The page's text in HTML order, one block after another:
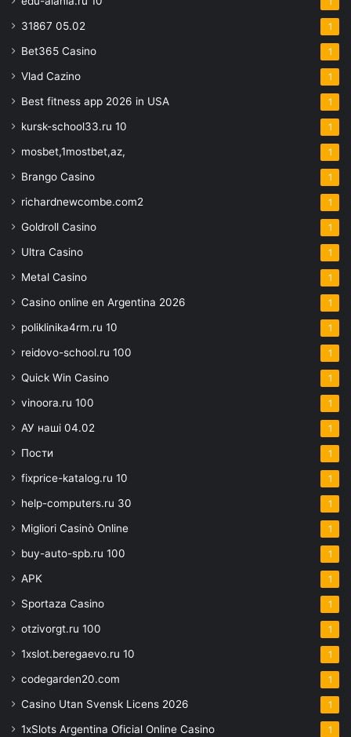
31867 05.02 1
Bet365 Casino 1
Vlad Cazino 1
Best fitness app 2026 in USA 1
kursk-school33.ru 10 1
mosbet,1mostbet,az, 1
Brango Casino 1
richardnewcombe.com2 1
Goldroll Casino 1
Ultra Casino 1
Metal Casino 1
Casino online en Argentina 2026 1
poliklinika4rm.ru 10 1
reidovo-school.ru 100 1
Quick Win Casino 1
vinoora.ru 100 1
АУ наші 04.02 1
Пости 1
fixprice-katalog.ru 10 1
help-computers.ru 30 1
Migliori Casinò Online 1
buy-auto-spb.ru 100 1
APK 1
Sportaza Casino 1
otzivorgt.ru 100 1
1xslot.beregaevo.ru 10 1
codegarden20.com 1
Casino Utan Svensk Licens 2026 1
1xSlots Argentina Oficial Online Casino 1